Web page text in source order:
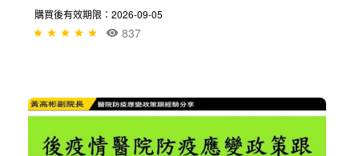
購買後有效期限：2026-09-05
837